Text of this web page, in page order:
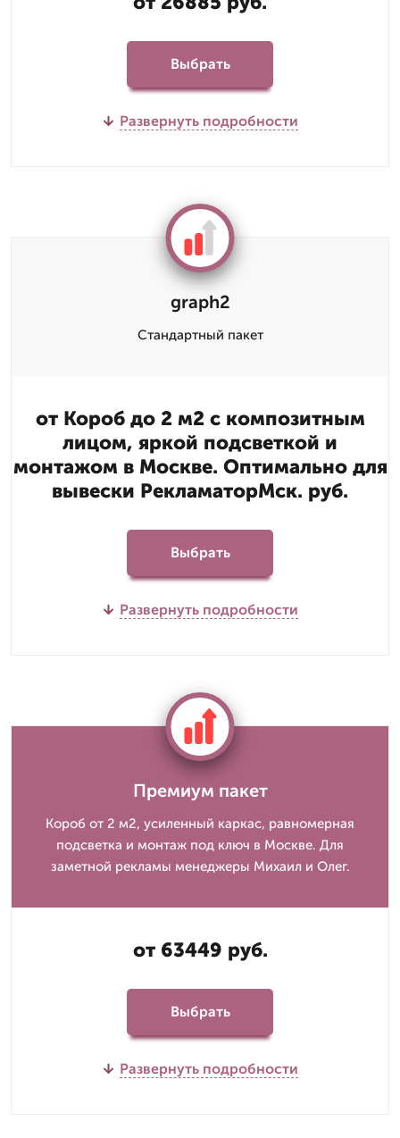
Выбрать
Развернуть подробности
graph2
Стандартный пакет
от Короб до 2 м2 с композитным
лицом, яркой подсветкой и
монтажом в Москве. Оптимально для
вывески РекламаторМск. руб.
Выбрать
Развернуть подробности
Премиум пакет
Короб от 2 м2, усиленный каркас, равномерная
подсветка и монтаж под ключ в Москве. Для
заметной рекламы менеджеры Михаил и Олег.
от 63449 руб.
Выбрать
Развернуть подробности